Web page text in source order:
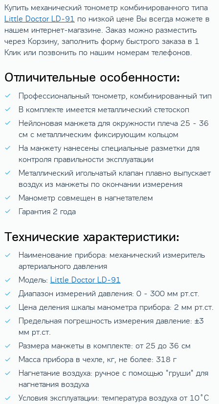
Купить механический тонометр комбинированного типа
Little Doctor LD-91 по низкой цене Вы всегда можете в
нашем интернет-магазине. Заказ можно разместить
через Корзину, заполнить форму быстрого заказа в 1
Клик или позвонить по нашим номерам телефонов.
Отличительные особенности:
Профессиональный тонометр, комбинированный тип
В комплекте имеется металлический стетоскоп
Нейлоновая манжета для окружности плеча 25 - 36
см с металлическим фиксирующим кольцом
На манжету нанесены специальные разметки для
контроля правильности эксплуатации
Металлический игольчатый клапан плавно выпускает
воздух из манжеты по окончании измерения
Манометр совмещен в нагнетателем
Гарантия 2 года
Технические характеристики:
Наименование прибора: механический измеритель
артериального давления
Модель: Little Doctor LD-91
Диапазон измерений давления: 0 - 300 мм рт.ст.
Цена деления шкалы манометра прибора: 2 мм рт.ст.
Предельная погрешность измерения давление: ±3
мм рт.ст.
Размера манжеты в комплекте: от 25 до 36 см
Масса прибора в чехле, кг, не более: 318 г
Нагнетание воздуха: ручное с помощью "груши" для
нагнетания воздуха
Условия эксплуатации: температура воздуха от 10˚C